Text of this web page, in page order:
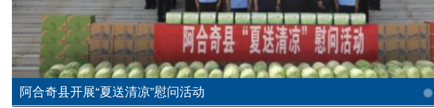
阿合奇县开展“夏送清凉”慰问活动
要闻 自治州要闻
自治区要闻
国务院要闻
文明阿合奇·乡风新风尚 | 文明创建再提速！阿合奇县专项检查为城市颜值气质加分 [2026-08-06]
克州首单！阿合奇县供电公司单车带电作业护航产业迎峰度夏